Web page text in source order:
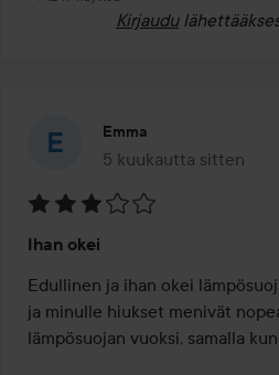
Kirjaudu
Emma
5 kuukautta sitten
Viesti luotiin 5
3
/
5
Ihan okei
Edullinen ja ihan okei
ja minulle hiukset menivät
lämpösuojan vuoksi, samalla